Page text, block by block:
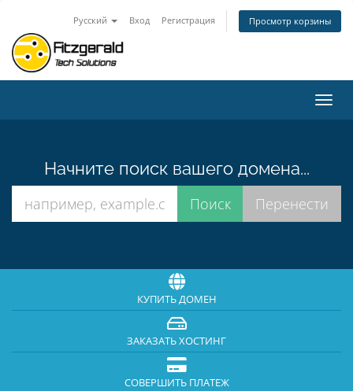
Русский Вход Регистрация Просмотр корзины
Начните поиск вашего домена...
КУПИТЬ ДОМЕН
ЗАКАЗАТЬ ХОСТИНГ
СОВЕРШИТЬ ПЛАТЕЖ